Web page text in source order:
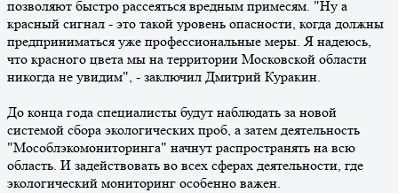
позволяют быстро рассеяться вредным примесям. "Ну а
красный сигнал - это такой уровень опасности, когда должны
предприниматься уже профессиональные меры. Я надеюсь,
что красного цвета мы на территории Московской области
никогда не увидим", - заключил Дмитрий Куракин.
До конца года специалисты будут наблюдать за новой
системой сбора экологических проб, а затем деятельность
"Мособлэкомониторинга" начнут распространять на всю
область. И задействовать во всех сферах деятельности, где
экологический мониторинг особенно важен.